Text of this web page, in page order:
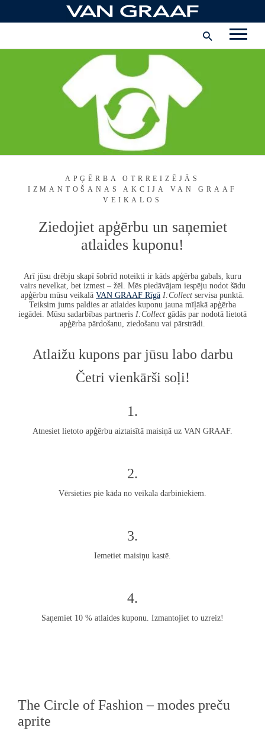
saturu
INSTAGRAM
FACEBOOKPINTERESTYOUTUBE
APĢĒRBA OTRREIZĒJĀS
IZMANTOŠANAS AKCIJA VAN GRAAF
VEIKALOS
Ziedojiet apģērbu un saņemiet
atlaides kuponu!
Arī jūsu drēbju skapī šobrīd noteikti ir kāds apģērba gabals, kuru
vairs nevelkat, bet izmest – žēl. Mēs piedāvājam iespēju nodot šādu
apģērbu mūsu veikalā VAN GRAAF Rīgā I:Collect servisa punktā.
Teiksim jums paldies ar atlaides kuponu jauna mīļākā apģērba
iegādei. Mūsu sadarbības partneris I:Collect gādās par nodotā lietotā
apģērba pārdošanu, ziedošanu vai pārstrādi.
Atlaižu kupons par jūsu labo darbu
Četri vienkārši soļi!
1.
Atnesiet lietoto apģērbu aiztaisītā maisiņā uz VAN GRAAF.
2.
Vērsieties pie kāda no veikala darbiniekiem.
3.
Iemetiet maisiņu kastē.
4.
Saņemiet 10 % atlaides kuponu. Izmantojiet to uzreiz!
The Circle of Fashion – modes preču
aprite